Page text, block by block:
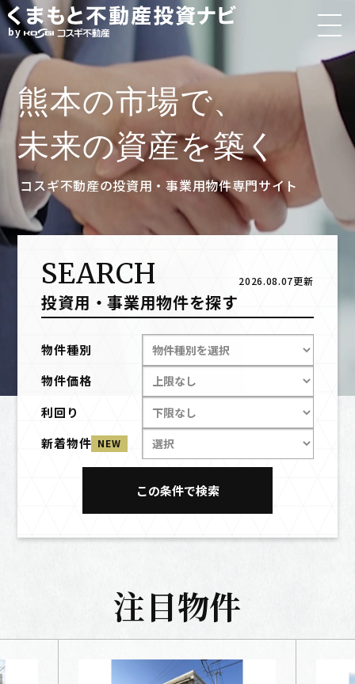
by
熊本の市場で、
未来の資産を築く
コスギ不動産の投資⽤・事業⽤物件専門サイト
SEARCH 2026.08.07更新
投資⽤・事業⽤物件を探す
物件種別
物件価格
利回り
新着物件 NEW
注目物件